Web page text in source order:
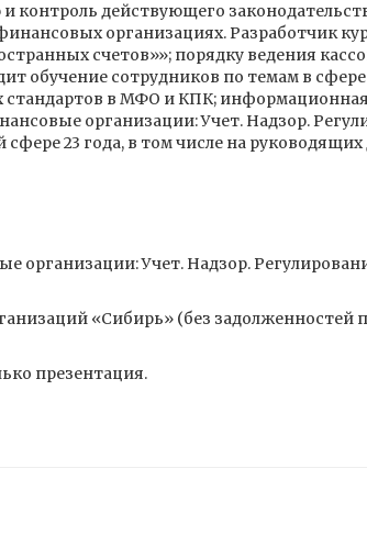
контроль действующего
организациях. Разработчик
счетов»»; порядку ведения
обучение сотрудников по темам в
в МФО и КПК; информационная
организации: Учет. Надзор.
23 года, в том числе на
Учет. Надзор.
«Сибирь» (без задолженностей
презентация.